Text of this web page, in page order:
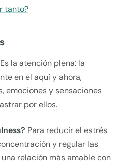
tanto?
Es la atención plena: la
en el aquí y ahora,
emociones y sensaciones
por ellos.
Para reducir el estrés
y regular las
relación más amable con